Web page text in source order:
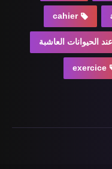
cahier
عند الحيوانات العاشبة
exercice